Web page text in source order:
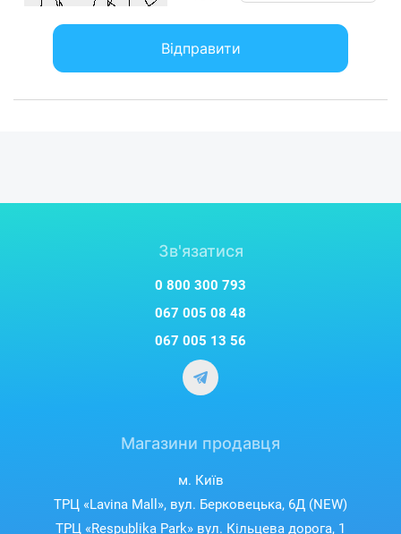
Відправити
Зв'язатися
0 800 300 793
067 005 08 48
067 005 13 56
Магазини продавця
м. Київ
ТРЦ «Lavina Mall», вул. Берковецька, 6Д (NEW)
ТРЦ «Respublika Park» вул. Кільцева дорога, 1